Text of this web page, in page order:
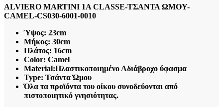
ALVIERO MARTINI 1A CLASSE-ΤΣΑΝΤΑ ΩΜΟΥ-
CAMEL-CS030-6001-0010
Ύψος: 23cm
Μήκος: 30cm
Πλάτος: 16cm
Color: Camel
Material:Πλαστικοποιημένο Αδιάβροχο ύφασμα
Type: Τσάντα Ώμου
Όλα τα προϊόντα του οίκου συνοδεύονται από
πιστοποιητικό γνησιότητας.